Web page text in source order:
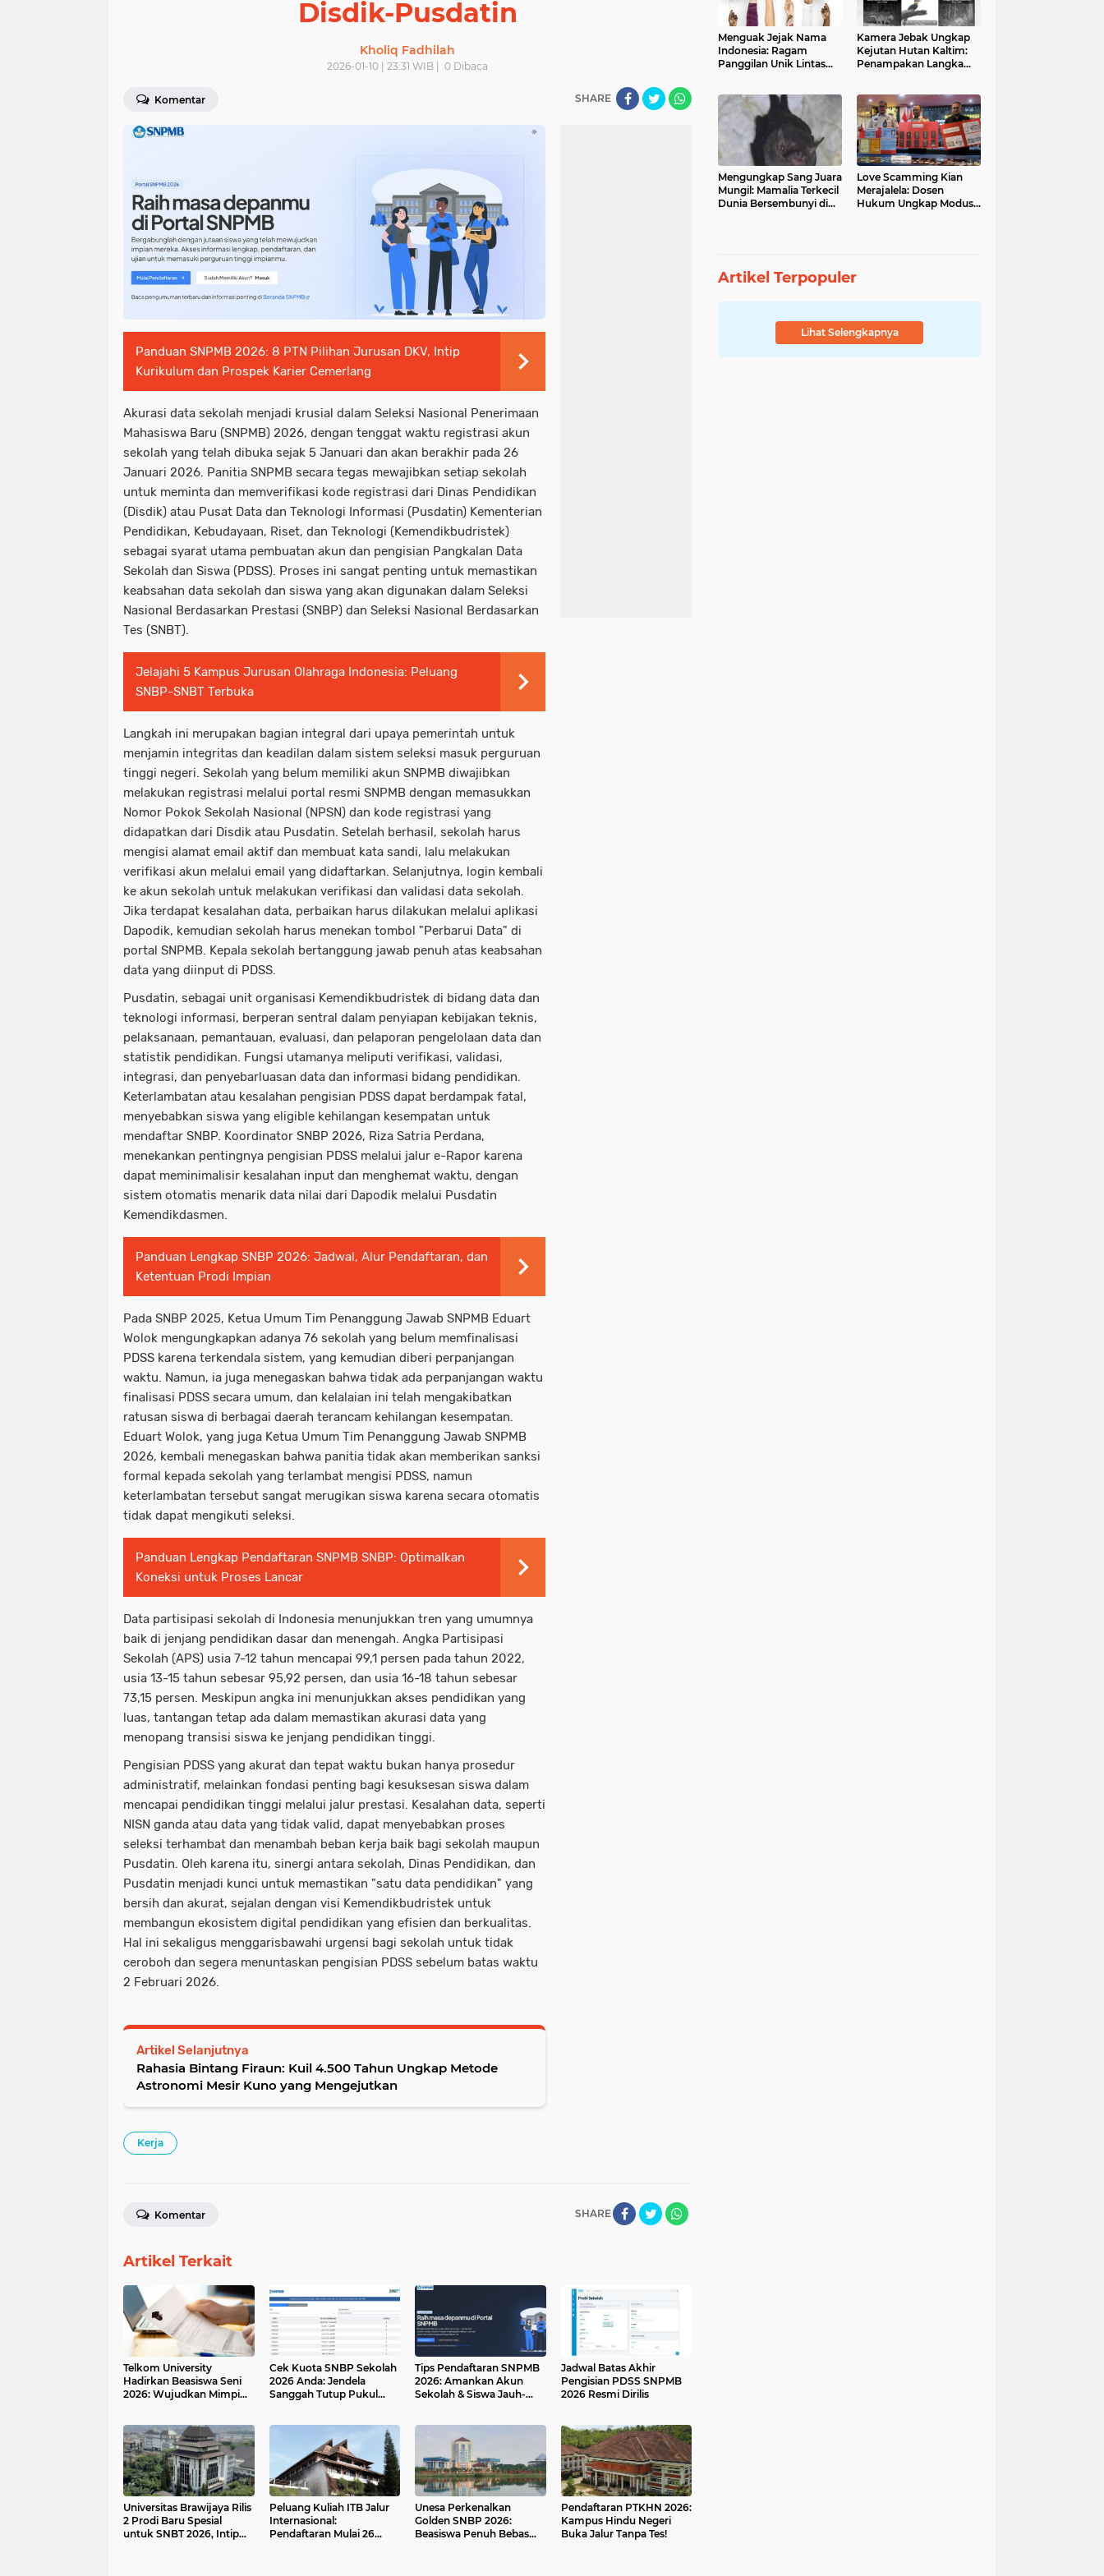
Disdik-Pusdatin
Kholiq Fadhilah
2026-01-10 | 23:31 WIB | 0 Dibaca
Komentar SHARE
Panduan SNPMB 2026: 8 PTN Pilihan Jurusan DKV, Intip
Kurikulum dan Prospek Karier Cemerlang
Akurasi data sekolah menjadi krusial dalam Seleksi Nasional Penerimaan
Mahasiswa Baru (SNPMB) 2026, dengan tenggat waktu registrasi akun
sekolah yang telah dibuka sejak 5 Januari dan akan berakhir pada 26
Januari 2026. Panitia SNPMB secara tegas mewajibkan setiap sekolah
untuk meminta dan memverifikasi kode registrasi dari Dinas Pendidikan
(Disdik) atau Pusat Data dan Teknologi Informasi (Pusdatin) Kementerian
Pendidikan, Kebudayaan, Riset, dan Teknologi (Kemendikbudristek)
sebagai syarat utama pembuatan akun dan pengisian Pangkalan Data
Sekolah dan Siswa (PDSS). Proses ini sangat penting untuk memastikan
keabsahan data sekolah dan siswa yang akan digunakan dalam Seleksi
Nasional Berdasarkan Prestasi (SNBP) dan Seleksi Nasional Berdasarkan
Tes (SNBT).
Jelajahi 5 Kampus Jurusan Olahraga Indonesia: Peluang
SNBP-SNBT Terbuka
Langkah ini merupakan bagian integral dari upaya pemerintah untuk
menjamin integritas dan keadilan dalam sistem seleksi masuk perguruan
tinggi negeri. Sekolah yang belum memiliki akun SNPMB diwajibkan
melakukan registrasi melalui portal resmi SNPMB dengan memasukkan
Nomor Pokok Sekolah Nasional (NPSN) dan kode registrasi yang
didapatkan dari Disdik atau Pusdatin. Setelah berhasil, sekolah harus
mengisi alamat email aktif dan membuat kata sandi, lalu melakukan
verifikasi akun melalui email yang didaftarkan. Selanjutnya, login kembali
ke akun sekolah untuk melakukan verifikasi dan validasi data sekolah.
Jika terdapat kesalahan data, perbaikan harus dilakukan melalui aplikasi
Dapodik, kemudian sekolah harus menekan tombol "Perbarui Data" di
portal SNPMB. Kepala sekolah bertanggung jawab penuh atas keabsahan
data yang diinput di PDSS.
Pusdatin, sebagai unit organisasi Kemendikbudristek di bidang data dan
teknologi informasi, berperan sentral dalam penyiapan kebijakan teknis,
pelaksanaan, pemantauan, evaluasi, dan pelaporan pengelolaan data dan
statistik pendidikan. Fungsi utamanya meliputi verifikasi, validasi,
integrasi, dan penyebarluasan data dan informasi bidang pendidikan.
Keterlambatan atau kesalahan pengisian PDSS dapat berdampak fatal,
menyebabkan siswa yang eligible kehilangan kesempatan untuk
mendaftar SNBP. Koordinator SNBP 2026, Riza Satria Perdana,
menekankan pentingnya pengisian PDSS melalui jalur e-Rapor karena
dapat meminimalisir kesalahan input dan menghemat waktu, dengan
sistem otomatis menarik data nilai dari Dapodik melalui Pusdatin
Kemendikdasmen.
Panduan Lengkap SNBP 2026: Jadwal, Alur Pendaftaran, dan
Ketentuan Prodi Impian
Pada SNBP 2025, Ketua Umum Tim Penanggung Jawab SNPMB Eduart
Wolok mengungkapkan adanya 76 sekolah yang belum memfinalisasi
PDSS karena terkendala sistem, yang kemudian diberi perpanjangan
waktu. Namun, ia juga menegaskan bahwa tidak ada perpanjangan waktu
finalisasi PDSS secara umum, dan kelalaian ini telah mengakibatkan
ratusan siswa di berbagai daerah terancam kehilangan kesempatan.
Eduart Wolok, yang juga Ketua Umum Tim Penanggung Jawab SNPMB
2026, kembali menegaskan bahwa panitia tidak akan memberikan sanksi
formal kepada sekolah yang terlambat mengisi PDSS, namun
keterlambatan tersebut sangat merugikan siswa karena secara otomatis
tidak dapat mengikuti seleksi.
Panduan Lengkap Pendaftaran SNPMB SNBP: Optimalkan
Koneksi untuk Proses Lancar
Data partisipasi sekolah di Indonesia menunjukkan tren yang umumnya
baik di jenjang pendidikan dasar dan menengah. Angka Partisipasi
Sekolah (APS) usia 7-12 tahun mencapai 99,1 persen pada tahun 2022,
usia 13-15 tahun sebesar 95,92 persen, dan usia 16-18 tahun sebesar
73,15 persen. Meskipun angka ini menunjukkan akses pendidikan yang
luas, tantangan tetap ada dalam memastikan akurasi data yang
menopang transisi siswa ke jenjang pendidikan tinggi.
Pengisian PDSS yang akurat dan tepat waktu bukan hanya prosedur
administratif, melainkan fondasi penting bagi kesuksesan siswa dalam
mencapai pendidikan tinggi melalui jalur prestasi. Kesalahan data, seperti
NISN ganda atau data yang tidak valid, dapat menyebabkan proses
seleksi terhambat dan menambah beban kerja baik bagi sekolah maupun
Pusdatin. Oleh karena itu, sinergi antara sekolah, Dinas Pendidikan, dan
Pusdatin menjadi kunci untuk memastikan "satu data pendidikan" yang
bersih dan akurat, sejalan dengan visi Kemendikbudristek untuk
membangun ekosistem digital pendidikan yang efisien dan berkualitas.
Hal ini sekaligus menggarisbawahi urgensi bagi sekolah untuk tidak
ceroboh dan segera menuntaskan pengisian PDSS sebelum batas waktu
2 Februari 2026.
Artikel Selanjutnya
Rahasia Bintang Firaun: Kuil 4.500 Tahun Ungkap Metode
Astronomi Mesir Kuno yang Mengejutkan
Kerja
SHARE
Komentar
Artikel Terkait
Telkom University
Hadirkan Beasiswa Seni
2026: Wujudkan Mimpi
Cek Kuota SNBP Sekolah
2026 Anda: Jendela
Sanggah Tutup Pukul
Tips Pendaftaran SNPMB
2026: Amankan Akun
Sekolah & Siswa Jauh-
Jadwal Batas Akhir
Pengisian PDSS SNPMB
2026 Resmi Dirilis
Universitas Brawijaya Rilis
2 Prodi Baru Spesial
untuk SNBT 2026, Intip
Peluang Kuliah ITB Jalur
Internasional:
Pendaftaran Mulai 26
Unesa Perkenalkan
Golden SNBP 2026:
Beasiswa Penuh Bebas
Pendaftaran PTKHN 2026:
Kampus Hindu Negeri
Buka Jalur Tanpa Tes!
Menguak Jejak Nama
Indonesia: Ragam
Panggilan Unik Lintas
Kamera Jebak Ungkap
Kejutan Hutan Kaltim:
Penampakan Langka
Mengungkap Sang Juara
Mungil: Mamalia Terkecil
Dunia Bersembunyi di
Love Scamming Kian
Merajalela: Dosen
Hukum Ungkap Modus
Artikel Terpopuler
Lihat Selengkapnya